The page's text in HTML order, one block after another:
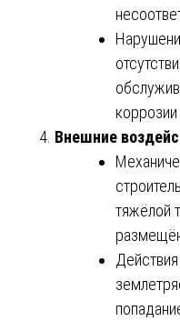
коррозии
Внешние
тяжёлой